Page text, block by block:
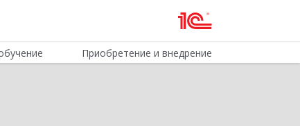
Приобретение и внедрение